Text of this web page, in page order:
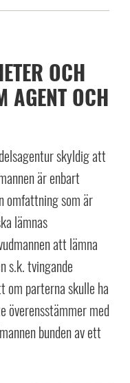
OCH
AGENT OCH
skyldig att
är enbart
omfattning som är
lämnas
att lämna
s.k. tvingande
om parterna skulle ha
överensstämmer med
bunden av ett